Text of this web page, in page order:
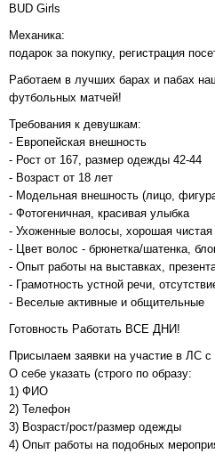
BUD Girls
Механика:
подарок за покупку, регистрация
Работаем в лучших барах и пабах
футбольных матчей!
Требования к девушкам:
- Европейская внешность
- Рост от 167, размер одежды 42-44
- Возраст от 18 лет
- Модельная внешность (лицо,
- Фотогеничная, красивая улыбка
- Ухоженные волосы, хорошая чистая
- Цвет волос - брюнетка/шатенка,
- Опыт работы на выставках,
- Грамотность устной речи,
- Веселые активные и общительные
Готовность Работать ВСЕ ДНИ!
Присылаем заявки на участие в ЛС с
О себе указать (строго по образу:
1) ФИО
2) Телефон
3) Возраст/рост/размер одежды
4) Опыт работы на подобных